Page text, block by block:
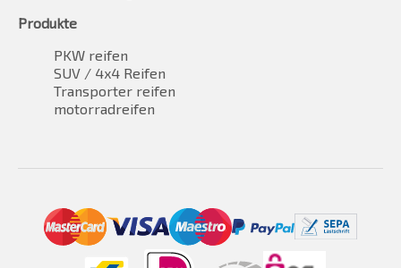
Produkte
PKW reifen
SUV / 4x4 Reifen
Transporter reifen
motorradreifen